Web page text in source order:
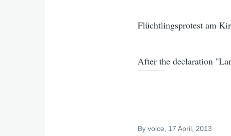
Flüchtlingsprotest am
After the declaration
Byvoice , 17 April, 2013